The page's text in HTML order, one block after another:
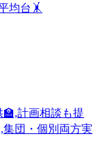
均台🤸
計画相談も提
集団・個別両方実